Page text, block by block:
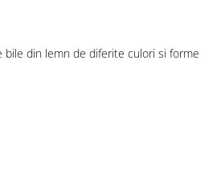
din lemn de diferite culori si forme